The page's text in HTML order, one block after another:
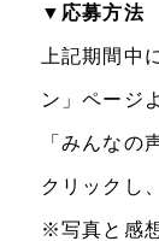
▼応募方法
上記期間中
ン」ページ
「みんなの
クリックし
※写真と感